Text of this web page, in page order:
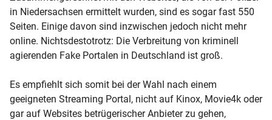
in Niedersachsen ermittelt wurden, sind es sogar fast 550
Seiten. Einige davon sind inzwischen jedoch nicht mehr
online. Nichtsdestotrotz: Die Verbreitung von kriminell
agierenden Fake Portalen in Deutschland ist groß.
Es empfiehlt sich somit bei der Wahl nach einem
geeigneten Streaming Portal, nicht auf Kinox, Movie4k oder
gar auf Websites betrügerischer Anbieter zu gehen,